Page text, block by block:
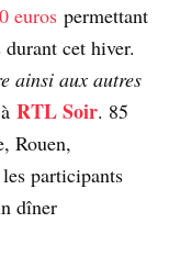
euros permettant
cet hiver.
ainsi aux autres
RTL Soir. 85
Rouen,
participants
dîner